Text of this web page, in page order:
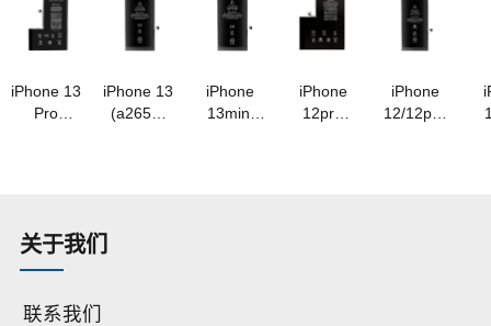
A级钴电
池
3.86v/4323mah
A级钴电
池
A 级钴电
池
A 级钴电
池
池原装品
质
iPhone 13
Pro
iPhone 13
(a2655)
iPhone
13mini
iPhone
12pro
iPhone
12/12pro
关于我们
联系我们